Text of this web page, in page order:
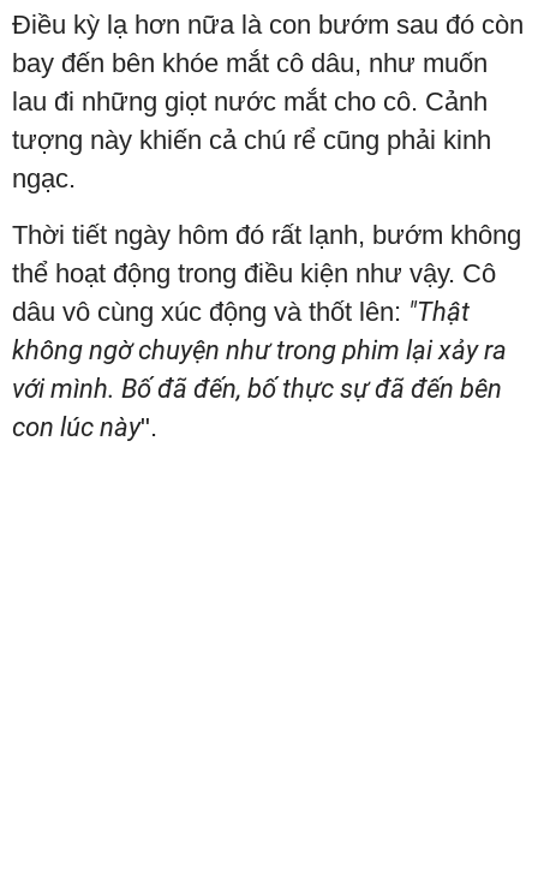
Điều kỳ lạ hơn nữa là con bướm sau đó còn
bay đến bên khóe mắt cô dâu, như muốn
lau đi những giọt nước mắt cho cô. Cảnh
tượng này khiến cả chú rể cũng phải kinh
ngạc.
Thời tiết ngày hôm đó rất lạnh, bướm không
thể hoạt động trong điều kiện như vậy. Cô
dâu vô cùng xúc động và thốt lên: "Thật
không ngờ chuyện như trong phim lại xảy ra
với mình. Bố đã đến, bố thực sự đã đến bên
con lúc này".